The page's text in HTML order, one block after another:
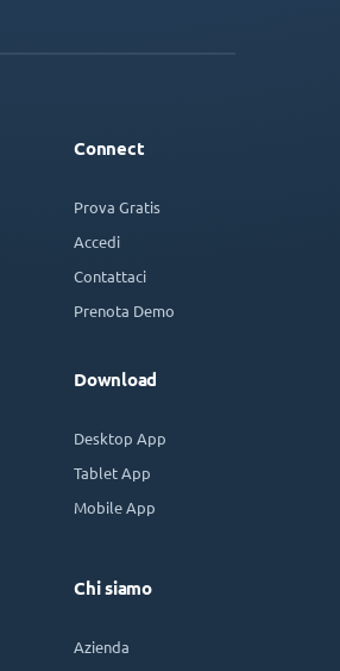
Connect
Prova Gratis
Accedi
Contattaci
Prenota Demo
Download
Desktop App
Tablet App
Mobile App
Chi siamo
Azienda